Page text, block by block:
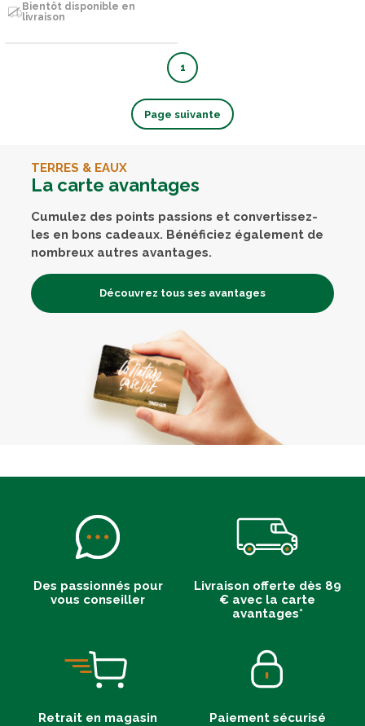
Bientôt disponible en
livraison
1
Page suivante
TERRES & EAUX
La carte avantages
Cumulez des points passions et convertissez-
les en bons cadeaux. Bénéficiez également de
nombreux autres avantages.
Découvrez tous ses avantages
Des passionnés pour
vous conseiller
Livraison offerte dès 89
€ avec la carte
avantages*
Retrait en magasin Paiement sécurisé